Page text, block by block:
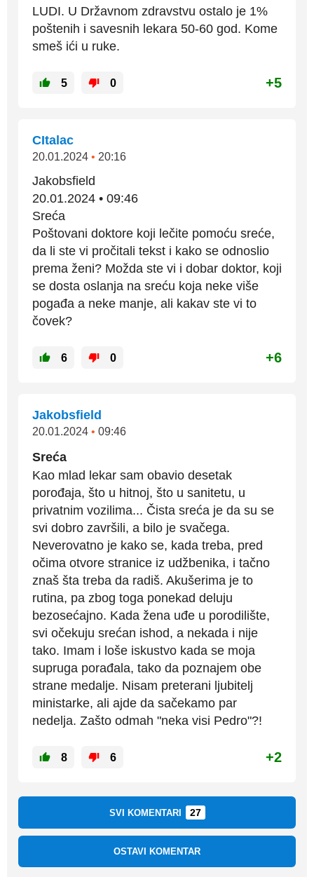
LUDI. U Državnom zdravstvu ostalo je 1%
poštenih i savesnih lekara 50-60 god. Kome
smeš ići u ruke.
5 0 +5
CItalac
20.01.2024 • 20:16
Jakobsfield
20.01.2024 • 09:46
Sreća
Poštovani doktore koji lečite pomoću sreće,
da li ste vi pročitali tekst i kako se odnoslio
prema ženi? Možda ste vi i dobar doktor, koji
se dosta oslanja na sreću koja neke više
pogađa a neke manje, ali kakav ste vi to
čovek?
6 0 +6
Jakobsfield
20.01.2024 • 09:46
Sreća
Kao mlad lekar sam obavio desetak
porođaja, što u hitnoj, što u sanitetu, u
privatnim vozilima... Čista sreća je da su se
svi dobro završili, a bilo je svačega.
Neverovatno je kako se, kada treba, pred
očima otvore stranice iz udžbenika, i tačno
znaš šta treba da radiš. Akušerima je to
rutina, pa zbog toga ponekad deluju
bezosećajno. Kada žena uđe u porodilište,
svi očekuju srećan ishod, a nekada i nije
tako. Imam i loše iskustvo kada se moja
supruga porađala, tako da poznajem obe
strane medalje. Nisam preterani ljubitelj
ministarke, ali ajde da sačekamo par
nedelja. Zašto odmah "neka visi Pedro"?!
8 6 +2
SVI KOMENTARI 27
OSTAVI KOMENTAR